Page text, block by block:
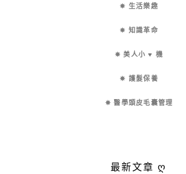
✵ 生活樂趣
✵ 知識革命
✵ 美人小 ♥ 機
✵ 護髮保養
✵ 醫學頭皮毛囊管理
最新文章 ღ